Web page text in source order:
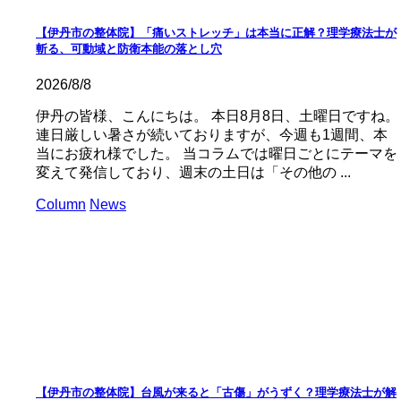
【伊丹市の整体院】「痛いストレッチ」は本当に正解？理学療法士が
斬る、可動域と防衛本能の落とし穴
2026/8/8
伊丹の皆様、こんにちは。 本日8月8日、土曜日ですね。
連日厳しい暑さが続いておりますが、今週も1週間、本
当にお疲れ様でした。 当コラムでは曜日ごとにテーマを
変えて発信しており、週末の土日は「その他の ...
Column News
【伊丹市の整体院】台風が来ると「古傷」がうずく？理学療法士が解